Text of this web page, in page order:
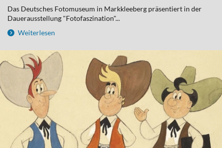
Das Deutsches Fotomuseum in Markkleeberg präsentiert in der
Dauerausstellung "Fotofaszination"...
Weiterlesen